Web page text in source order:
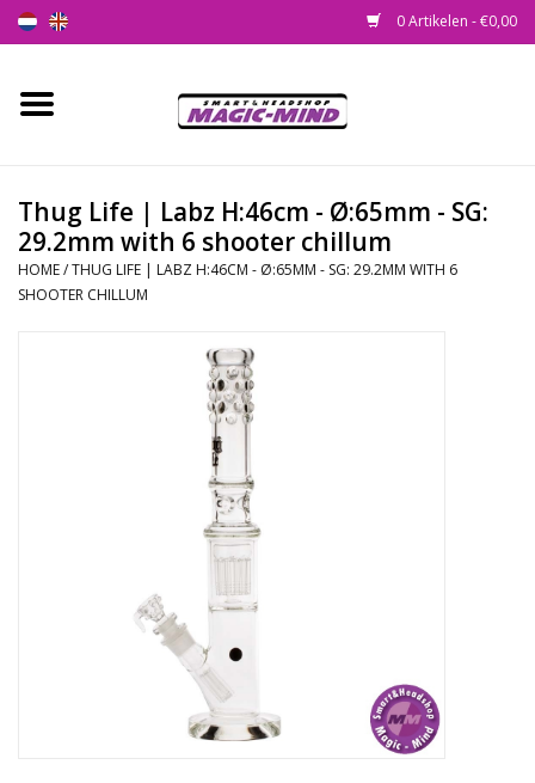
0 Artikelen - €0,00
Home
Smartshop
Thug Life | Labz H:46cm - Ø:65mm - SG:
29.2mm with 6 shooter chillum
HOME/THUG LIFE | LABZ H:46CM - Ø:65MM - SG: 29.2MM WITH 6
SHOOTER CHILLUM